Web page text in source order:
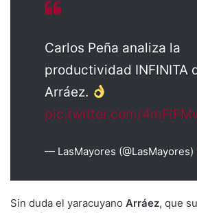
Carlos Peña analiza la
productividad INFINITA
Arráez.
pic.twitter.com/
— LasMayores (@LasMayores)
Sin duda el yaracuyano Arráez, que